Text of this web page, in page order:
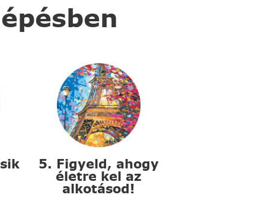
5. Figyeld, ahogy
életre kel az
alkotásod!